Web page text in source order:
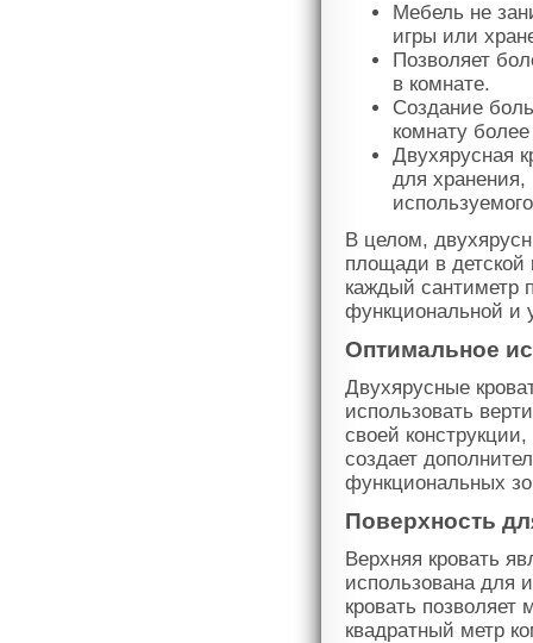
Мебель не
игры или
Позволяет
в комнате.
Создание
комнату
Двухярусная
для
В целом,
площади в
каждый сантиметр
функциональной и
Оптимальное
Двухярусные
использовать
своей
создает
функциональных
Поверхность
Верхняя кровать
использована для
кровать
квадратный метр